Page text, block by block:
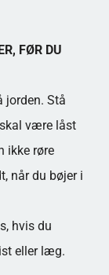
FØR DU
jorden. Stå
være låst
ikke røre
når du bøjer i
hvis du
eller læg.